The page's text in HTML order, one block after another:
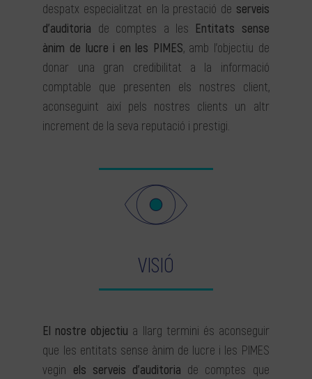
despatx especialitzat en la prestació de serveis
d’auditoria de comptes a les Entitats sense
ànim de lucre i en les PIMES, amb l’objectiu de
donar una gran credibilitat a la informació
comptable que presenten els nostres client,
aconseguint així pels nostres clients un altr
increment de la seva reputació i prestigi.
VISIÓ
El nostre objectiu a llarg termini és aconseguir
que les entitats sense ànim de lucre i les PIMES
vegin els serveis d’auditoria de comptes que